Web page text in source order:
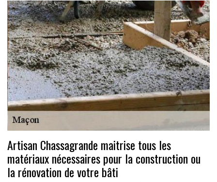
Artisan Chassagrande maitrise tous les
matériaux nécessaires pour la construction ou
la rénovation de votre bâti